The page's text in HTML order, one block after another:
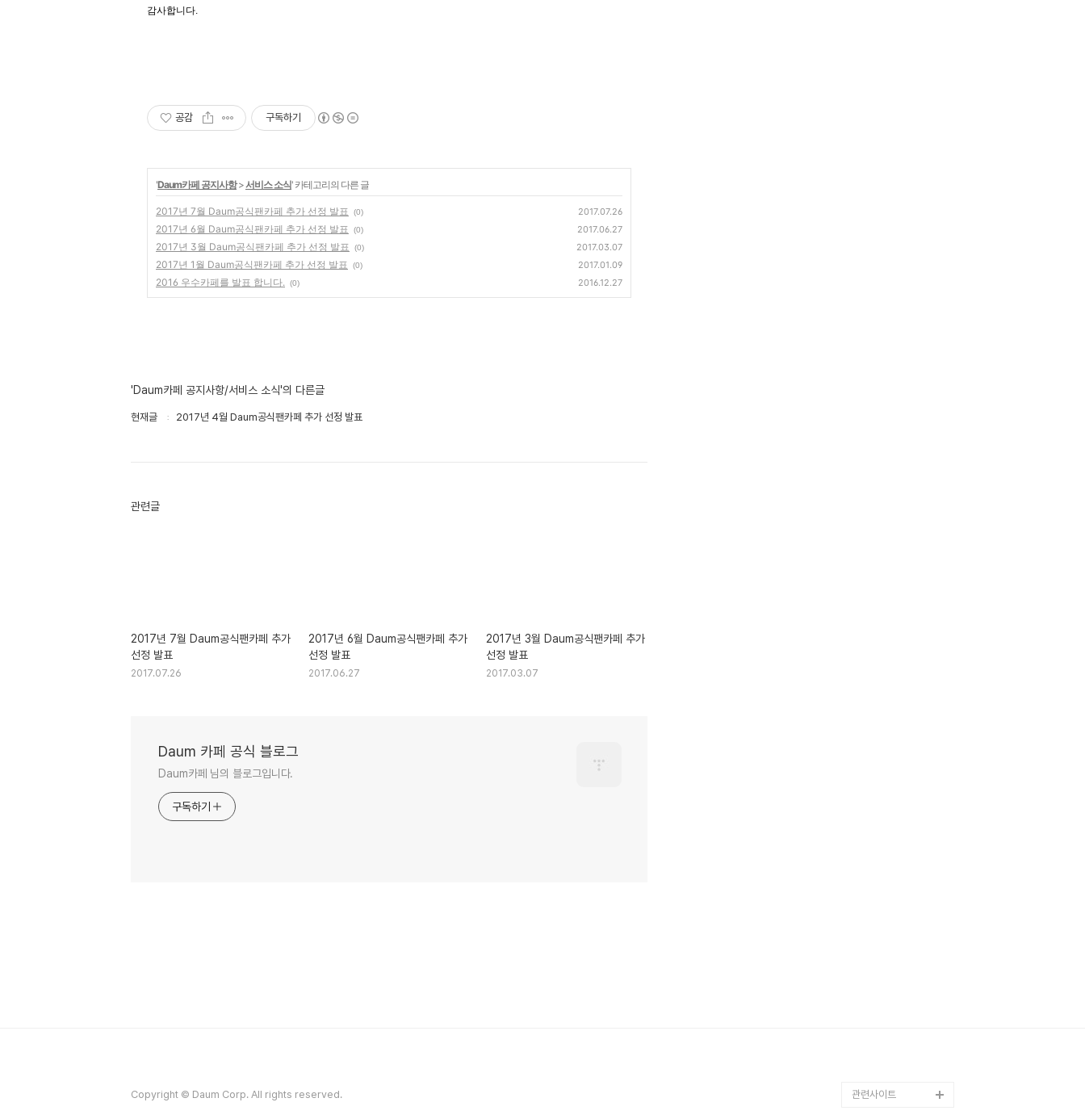
감사합니다.
공감 구독하기
'Daum카페 공지사항>서비스 소식' 카테고리의 다른 글
2017년 7월 Daum공식팬카페 추가 선정 발표 (0) 2017.07.26
2017년 6월 Daum공식팬카페 추가 선정 발표 (0) 2017.06.27
2017년 3월 Daum공식팬카페 추가 선정 발표 (0) 2017.03.07
2017년 1월 Daum공식팬카페 추가 선정 발표 (0) 2017.01.09
2016 우수카페를 발표 합니다. (0) 2016.12.27
'Daum카페 공지사항/서비스 소식'의 다른글
현재글 2017년 4월 Daum공식팬카페 추가 선정 발표
관련글
2017년 7월 Daum공식팬카페 추가
선정 발표
2017.07.26
2017년 6월 Daum공식팬카페 추가
선정 발표
2017.06.27
2017년 3월 Daum공식팬카페 추가
선정 발표
2017.03.07
Daum 카페 공식 블로그
Daum카페 님의 블로그입니다.
구독하기
Copyright © Daum Corp. All rights reserved. 관련사이트